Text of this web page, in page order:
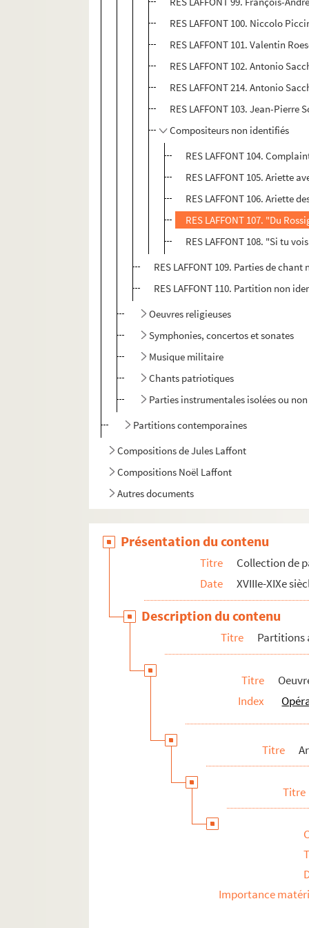
RES LAFFONT 100. Niccolo
RES LAFFONT 101. Valentin
RES LAFFONT 102. Antonio
RES LAFFONT 214. Antonio
RES LAFFONT 103. Jean-Pierre
Compositeurs non identifiés
RES LAFFONT 104.
RES LAFFONT 105. Ariette
RES LAFFONT 106. Ariette
RES LAFFONT 107. "Du
RES LAFFONT 108. "Si tu
RES LAFFONT 109. Parties de
RES LAFFONT 110. Partition non
Oeuvres religieuses
Symphonies, concertos et sonates
Musique militaire
Chants patriotiques
Parties instrumentales isolées ou
Partitions contemporaines
Compositions de Jules Laffont
Compositions Noël Laffont
Autres documents
Présentation du contenu
Titre
Collection de
Date
XVIIIe-XIXe
Description du contenu
Titre Partitions
Titre
Index
Titre
Titre
Importance